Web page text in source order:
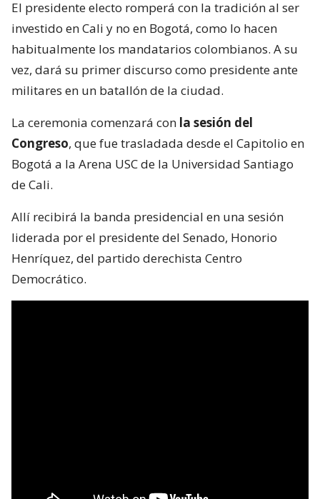
El presidente electo romperá con la tradición al ser
investido en Cali y no en Bogotá, como lo hacen
habitualmente los mandatarios colombianos. A su
vez, dará su primer discurso como presidente ante
militares en un batallón de la ciudad.
La ceremonia comenzará con la sesión del
Congreso, que fue trasladada desde el Capitolio en
Bogotá a la Arena USC de la Universidad Santiago
de Cali.
Allí recibirá la banda presidencial en una sesión
liderada por el presidente del Senado, Honorio
Henríquez, del partido derechista Centro
Democrático.